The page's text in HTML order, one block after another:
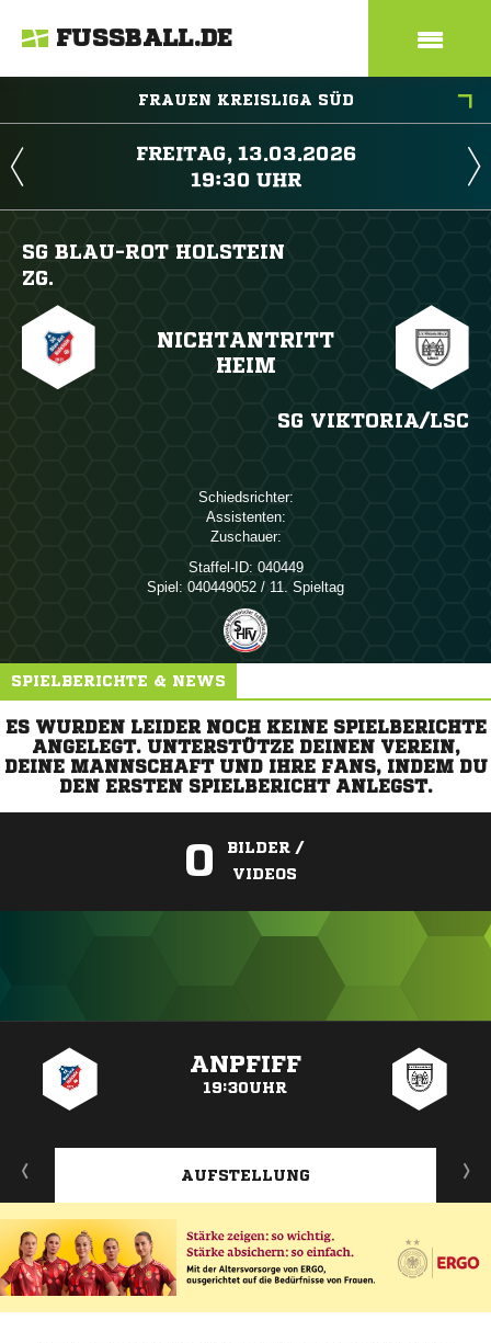
FUSSBALL.DE
FRAUEN KREISLIGA SÜD
 
 
SG BLAU-ROT HOLSTEIN
ZG.
NICHTANTRITT
HEIM
SG VIKTORIA/​LSC
Schiedsrichter:
Assistenten:
Zuschauer:
Staffel-ID: 040449
Spiel: 040449052 / 11. Spieltag
SPIELBERICHTE & NEWS
ES WURDEN LEIDER NOCH KEINE SPIELBERICHTE
ANGELEGT. UNTERSTÜTZE DEINEN VEREIN,
DEINE MANNSCHAFT UND IHRE FANS, INDEM DU
DEN ERSTEN SPIELBERICHT ANLEGST.
0
BILDER /
VIDEOS
ANPFIFF
19:30UHR
AUFSTELLUNG